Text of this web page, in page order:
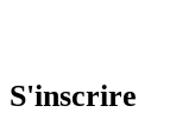
S'inscrire